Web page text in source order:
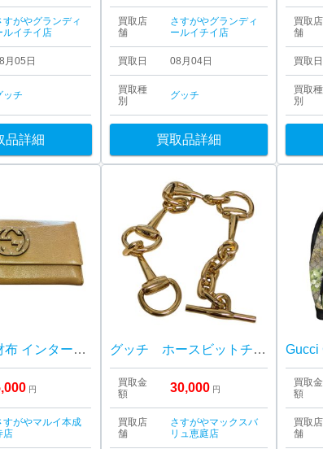
すがやグランディ
ルイチイ店
月05日
ッチ
品詳細
買取店
舗
さすがやグランディ
ールイチイ店
買取日 08月04日
買取種
別
グッチ
買取品詳細
買取店
舗
買取日
買取種
別
GUCCI 長財布 インターロッキング GG 428740
円
すがやマルイ本成
店
グッチ ホースビットチェーンブレスレット
買取金
額
30,000 円
買取店
舗
さすがやマックスバ
リュ恵庭店
買取金
額
買取店
舗